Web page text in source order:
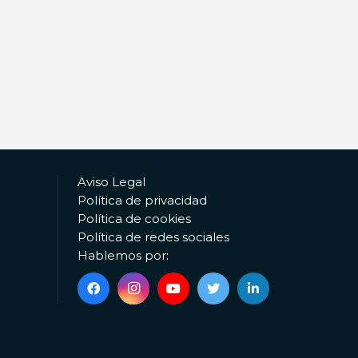
Aviso Legal
Política de privacidad
Política de cookies
Política de redes sociales